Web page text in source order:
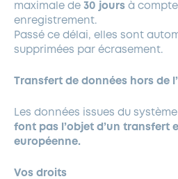
maximale de 30 jours à
enregistrement.
Passé ce délai, elles sont
supprimées par écrasement.
Transfert de données hors de
Les données issues du
font pas l’objet d’un transfert
européenne.
Vos droits